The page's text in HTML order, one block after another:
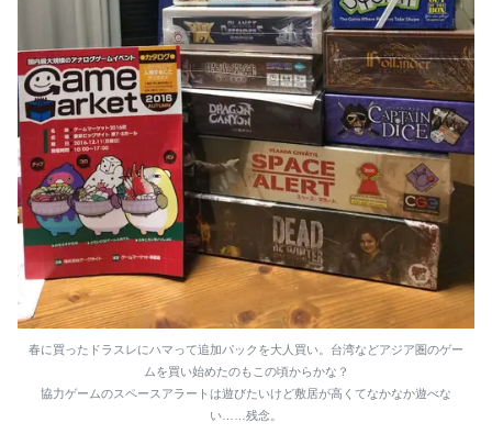
春に買ったドラスレにハマって追加パックを大人買い。台湾などアジア圏のゲー
ムを買い始めたのもこの頃からかな？
協力ゲームのスペースアラートは遊びたいけど敷居が高くてなかなか遊べな
い……残念。